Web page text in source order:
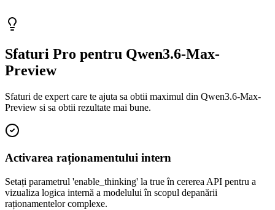
Sfaturi Pro pentru Qwen3.6-Max-
Preview
Sfaturi de expert care te ajuta sa obtii maximul din Qwen3.6-Max-
Preview si sa obtii rezultate mai bune.
Activarea raționamentului intern
Setați parametrul 'enable_thinking' la true în cererea API pentru a
vizualiza logica internă a modelului în scopul depanării
raționamentelor complexe.